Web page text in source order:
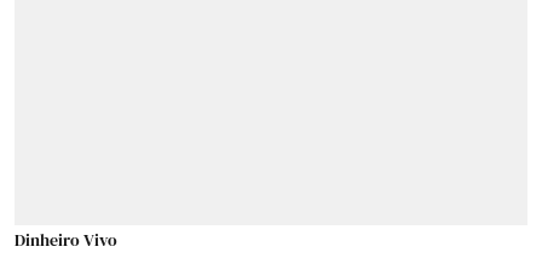
Dinheiro Vivo